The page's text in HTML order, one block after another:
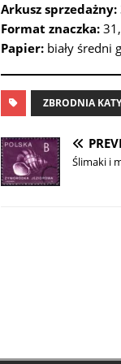
Arkusz sprzedażny:
Format znaczka:
Papier: biały średni
ZBRODNIA
Ślimaki i